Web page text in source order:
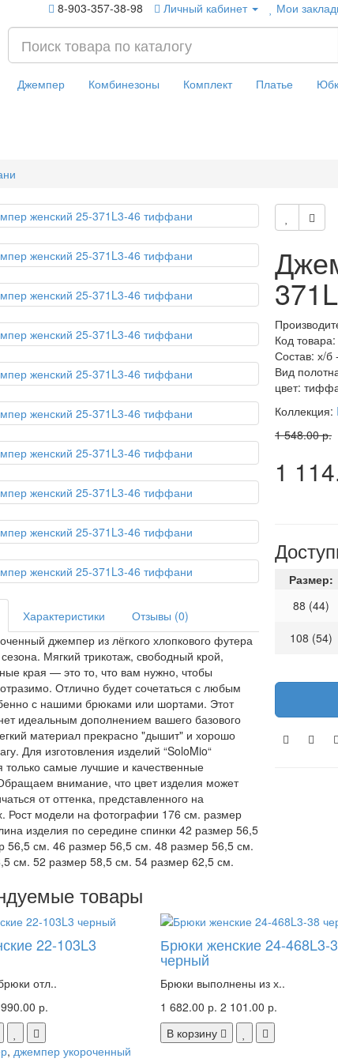
8-903-357-38-98 Личный кабинет Мои
Джемпер Комбинезоны Комплект Платье
Характеристики
Отзывы (0)
джемпер из лёгкого хлопкового футера
Мягкий трикотаж, свободный крой,
края — это то, что вам нужно, чтобы
Отлично будет сочетаться с любым
с нашими брюками или шортами. Этот
идеальным дополнением вашего базового
материал прекрасно "дышит" и хорошо
Для изготовления изделий “SoloMio“
только самые лучшие и качественные
внимание, что цвет изделия может
от оттенка, представленного на
Рост модели на фотографии 176 см. размер
изделия по середине спинки 42 размер 56,5
56,5 см. 46 размер 56,5 см. 48 размер 56,5 см.
см. 52 размер 58,5 см. 54 размер 62,5 см.
Код
Состав: х/
Вид
цвет:
Коллекция:
1 548.00 р.
1
Размер:
88 (44)
108 (54)
товары
22-103L3
отл..
р.
Брюки женские 24-468L3-
черный
Брюки выполнены из х..
1 682.00 р. 2 101.00 р.
В корзину
, джемпер укороченный